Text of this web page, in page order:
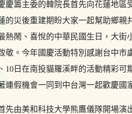
慶籌主委的韓院長首先向花蓮地區
的災後重建期盼大家一起幫助鄉
熱鬧、喜悅的中華民國生日，大街
敬。今年國慶活動特別感謝台中市
10日在南投貓羅溪畔的活動精彩
連假機會一同到中台灣一起歡慶國
先由美和科技大學熊鷹儀隊開場演